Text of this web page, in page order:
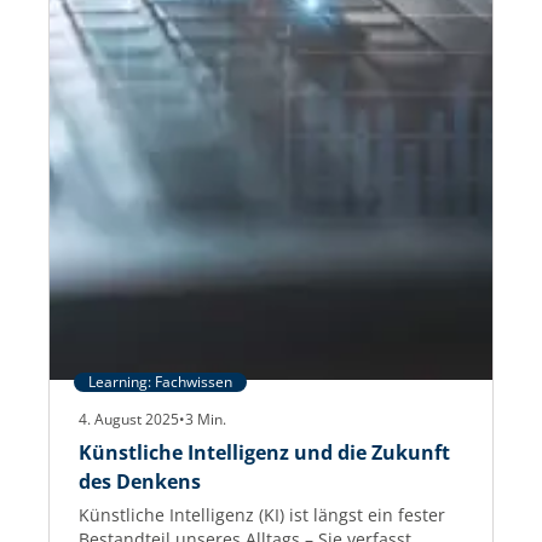
Learning: Fachwissen
4. August 2025•3 Min.
Künstliche Intelligenz und die Zukunft
des Denkens
Künstliche Intelligenz (KI) ist längst ein fester